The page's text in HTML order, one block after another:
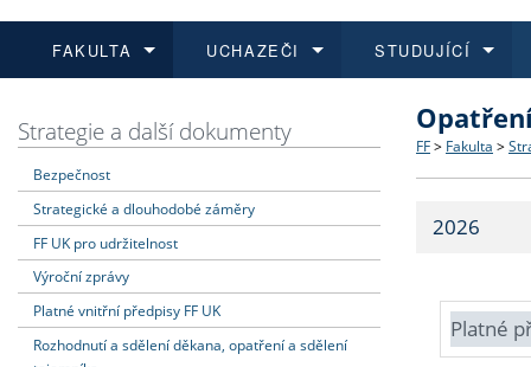
FAKULTA
Dozvědět se více
Struktura
Strategie
Fakultní
UCHAZEČI
Podat přihlášku
Co
Učitelské
STUDUJÍCÍ
Dozvědět se více
Dozvědět se více
O vědě a
Dozvědět se více
Aktuální
Strategie a další dokumenty
Bezpečnost
Strategické a dlouhodobé záměry
FF UK pro udržitelnost
Výroční zprávy
Platné vnitřní předpisy FF UK
Rozhodnutí a sdělení děkana, opatření a sdělení
FF > Fakulta >
2026
Platné